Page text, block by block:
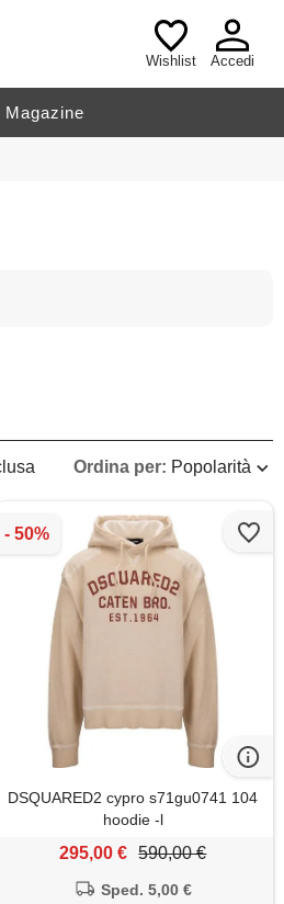
Wishlist Accedi
Magazine
Ordina per: Popolarità
DSQUARED2 cypro s71gu0741 104
hoodie -l
295,00 € 590,00 €
Sped. 5,00 €